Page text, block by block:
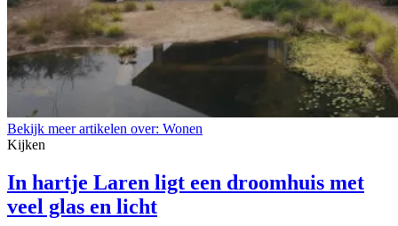
Bekijk meer artikelen over: Wonen
Kijken
In hartje Laren ligt een droomhuis met
veel glas en licht